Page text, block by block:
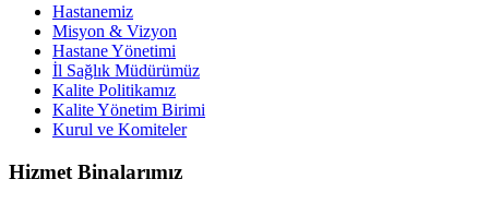
Hastanemiz
Misyon & Vizyon
Hastane Yönetimi
İl Sağlık Müdürümüz
Kalite Politikamız
Kalite Yönetim Birimi
Kurul ve Komiteler
Hizmet Binalarımız